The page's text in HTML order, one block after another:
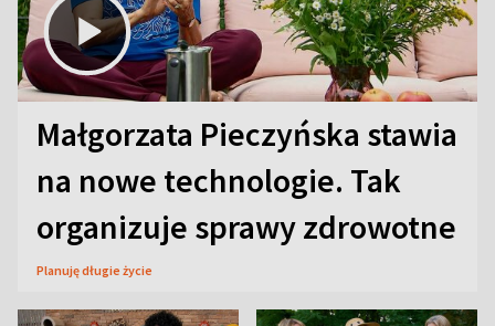
Małgorzata Pieczyńska stawia
na nowe technologie. Tak
organizuje sprawy zdrowotne
Planuję długie życie